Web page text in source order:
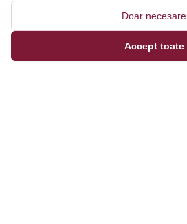
Doar necesare
Accept toate